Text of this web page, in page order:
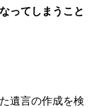
ってしまうこと
遺言の作成を検